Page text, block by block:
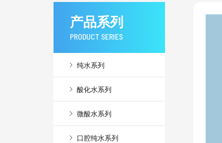
产品系列
PRODUCT SERIES
 纯水系列
 酸化水系列
 微酸水系列
 口腔纯水系列